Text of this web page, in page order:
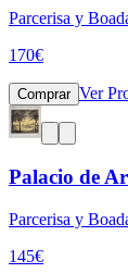
Parcerisa y
170€
Comprar Ver
Palacio de
Parcerisa y
145€